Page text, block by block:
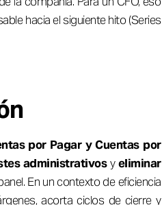
hacia el siguiente hito (Series
por Pagar y Cuentas por
administrativosyeliminar
En un contexto de eficiencia
acorta ciclos de cierre y